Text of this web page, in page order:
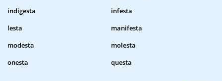
indigesta
infesta
lesta
manifesta
modesta
molesta
onesta
questa